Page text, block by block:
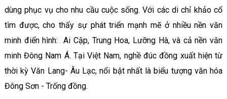
dùng phục vụ cho nhu cầu cuộc sống. Với các di chỉ khảo cổ
tìm được, cho thấy sự phát triển mạnh mẽ ở nhiều nền văn
minh điển hình: Ai Cập, Trung Hoa, Lưỡng Hà, và cả nền văn
minh Đông Nam Á. Tại Việt Nam, nghề đúc đồng xuất hiện từ
thời kỳ Văn Lang- Âu Lạc, nổi bật nhất là biểu tượng văn hóa
Đông Sơn - Trống đồng.